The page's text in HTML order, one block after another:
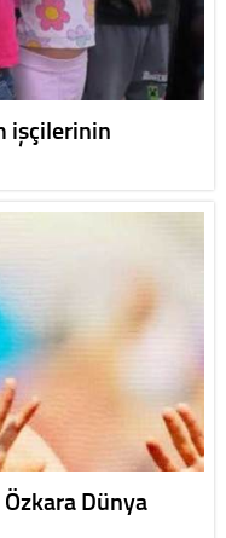
işçilerinin
Dünya